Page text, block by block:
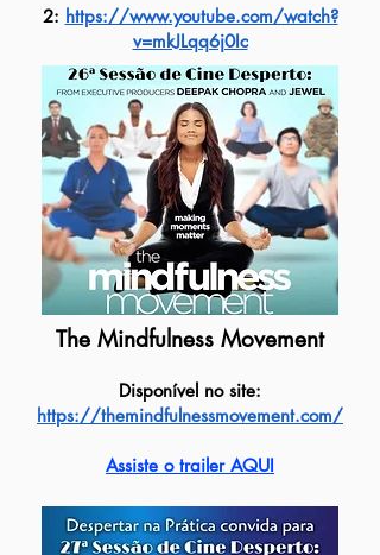
2: https://www.youtube.com/watch?
v=mkJLqq6j0Ic
The Mindfulness Movement
Disponível no site:
https://themindfulnessmovement.com/
Assiste o trailer AQUI